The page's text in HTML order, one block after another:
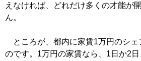
えなければ、どれだけ多くの才能が
ん。
ところが、都内に家賃1万円のシェ
のです。1万円の家賃なら、1日か2